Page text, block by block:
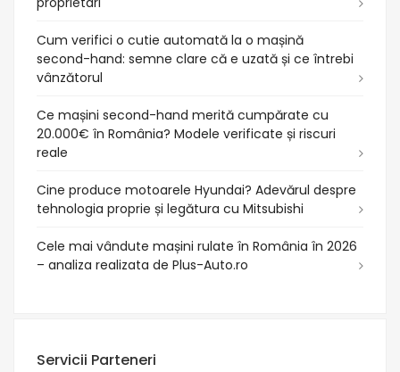
Cum verifici o cutie automată la o mașină
second-hand: semne clare că e uzată și ce întrebi
vânzătorul
Ce mașini second-hand merită cumpărate cu
20.000€ în România? Modele verificate și riscuri
reale
Cine produce motoarele Hyundai? Adevărul despre
tehnologia proprie și legătura cu Mitsubishi
Cele mai vândute mașini rulate în România în 2026
– analiza realizata de Plus-Auto.ro
Servicii Parteneri